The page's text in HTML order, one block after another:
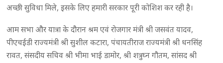
अच्छी सुविधा मिले, इसके लिए हमारी सरकार पूरी कोशिश कर रही है।
आम सभा और यात्रा के दौरान श्रम एवं रोजगार मंत्री श्री जसवंत यादव,
पीएचईडी राज्यमंत्री श्री सुशील कटारा, पंचायतीराज राज्यमंत्री श्री धनसिंह
रावत, संसदीय सचिव श्री भीमा भाई डामोर, श्री शत्रुघ्न गौतम, सांसद श्री